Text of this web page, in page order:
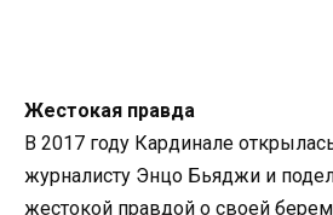
Жестокая правда
В 2017 году Кардинале
журналисту Энцо Бьяджи и
жестокой правдой о своей